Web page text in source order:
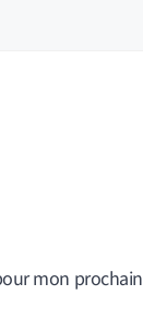
mon prochain